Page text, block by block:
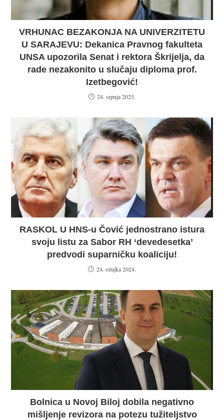
VRHUNAC BEZAKONJA NA UNIVERZITETU
U SARAJEVU: Dekanica Pravnog fakulteta
UNSA upozorila Senat i rektora Škrijelja, da
rade nezakonito u slučaju diploma prof.
Izetbegović!
24. srpnja 2023.
RASKOL U HNS-u Čović jednostrano istura
svoju listu za Sabor RH ‘devedesetka’
predvodi suparničku koaliciju!
24. ožujka 2024.
Bolnica u Novoj Biloj dobila negativno
mišljenje revizora na potezu tužiteljstvo